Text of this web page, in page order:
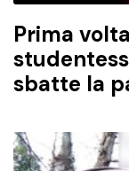
Prima
sbatte la